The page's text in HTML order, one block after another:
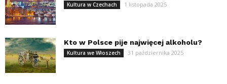
Kultura w Czechach 1 listopada 2025
Kto w Polsce pije najwięcej alkoholu?
Kultura we Włoszech 31 października 2025